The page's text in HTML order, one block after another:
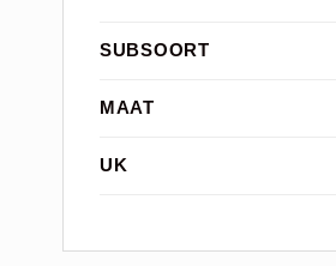
SUBSOORT
MAAT
UK